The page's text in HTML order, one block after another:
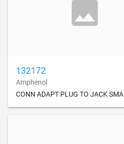
132172
Amphenol
CONN ADAPT PLUG TO JACK SMA